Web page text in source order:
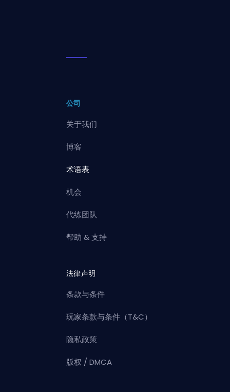
公司
关于我们
博客
术语表
机会
代练团队
帮助 & 支持
法律声明
条款与条件
玩家条款与条件（T&C）
隐私政策
版权 / DMCA